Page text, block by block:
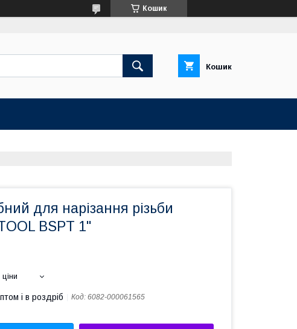
Кошик
Кошик
для нарізання різьби
BSPT 1"
і в роздріб Код: 6082-000061565